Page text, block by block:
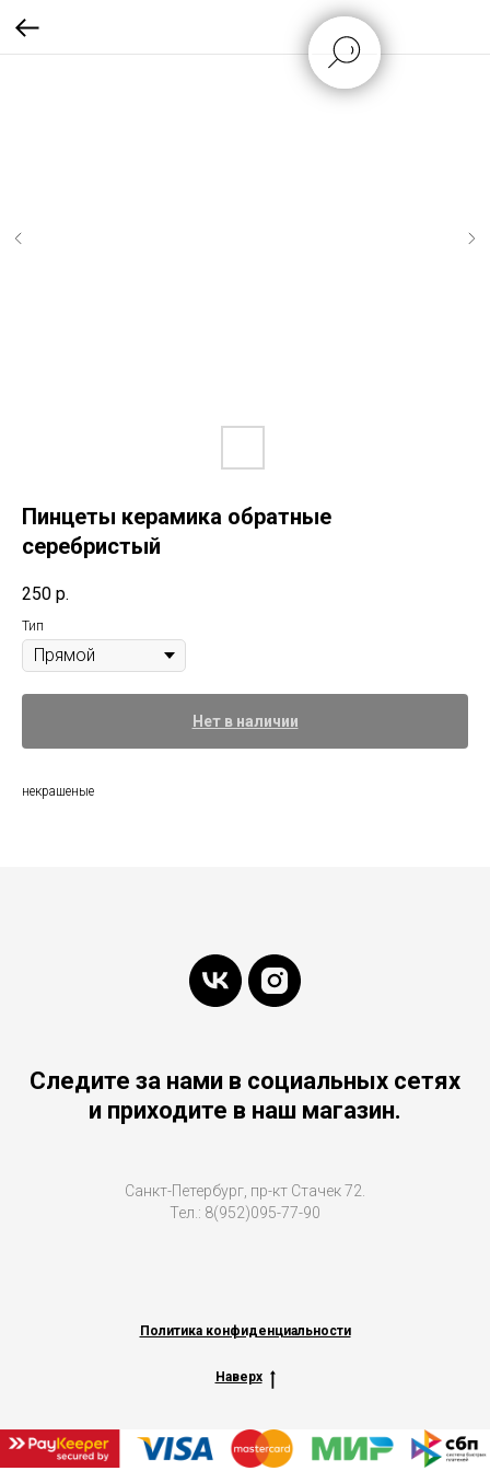
Пинцеты керамика обратные
серебристый
250 р.
Тип
Нет в наличии
некрашеные
Следите за нами в социальных сетях
и приходите в наш магазин.
Санкт-Петербург, пр-кт Стачек 72.
Тел.: 8(952)095-77-90
Политика конфиденциальности
Наверх